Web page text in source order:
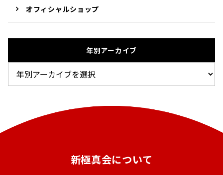
オフィシャルショップ
年別アーカイブ
新極真会について